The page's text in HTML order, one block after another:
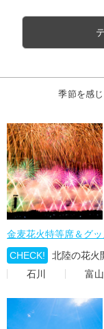
季節を感
金麦花火特等席＆グ
CHECK!
北陸の花火
石川
富山